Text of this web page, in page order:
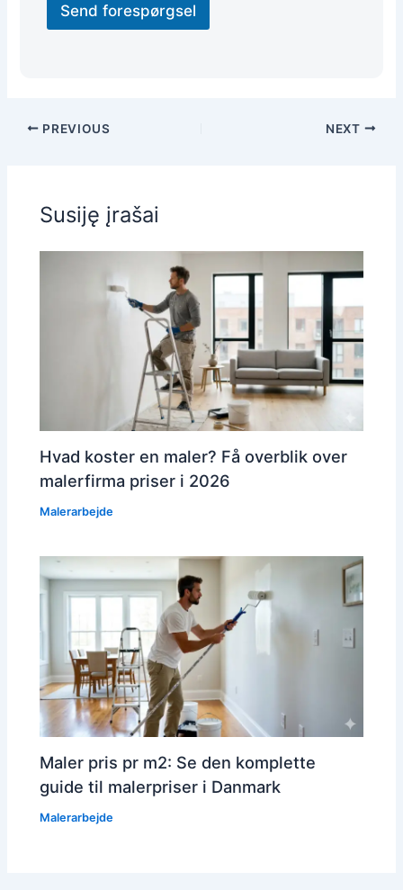
Send forespørgsel
PREVIOUS NEXT
Susiję įrašai
Hvad koster en maler? Få overblik over
malerfirma priser i 2026
Malerarbejde
Maler pris pr m2: Se den komplette
guide til malerpriser i Danmark
Malerarbejde